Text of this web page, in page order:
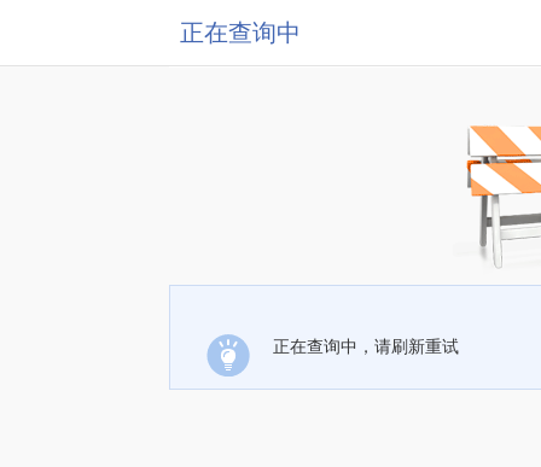
正在查询中
正在查询中，请刷新重试